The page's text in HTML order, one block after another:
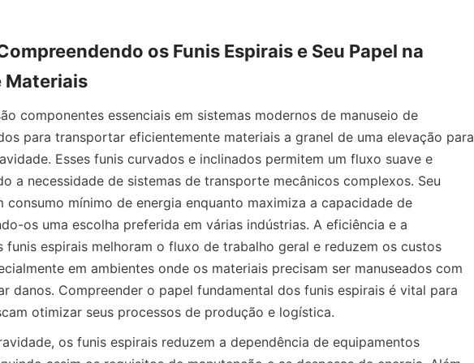
os Funis Espirais e Seu Papel na
Materiais
componentes essenciais em sistemas modernos de manuseio de
para transportar eficientemente materiais a granel de uma elevação para
Esses funis curvados e inclinados permitem um fluxo suave e
a necessidade de sistemas de transporte mecânicos complexos. Seu
consumo mínimo de energia enquanto maximiza a capacidade de
os uma escolha preferida em várias indústrias. A eficiência e a
funis espirais melhoram o fluxo de trabalho geral e reduzem os custos
em ambientes onde os materiais precisam ser manuseados com
danos. Compreender o papel fundamental dos funis espirais é vital para
otimizar seus processos de produção e logística.
os funis espirais reduzem a dependência de equipamentos